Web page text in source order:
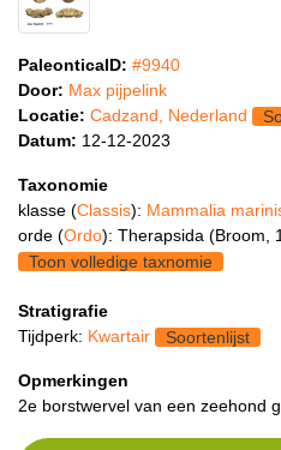
PaleonticaID: #9940
Door: Max pijpelink
Locatie: Cadzand, Nederland
Datum: 12-12-2023
Taxonomie
klasse (Classis): Mammalia
orde (Ordo): Therapsida (Broom,
Toon volledige taxnomie
Stratigrafie
Tijdperk: Kwartair Soortenlijst
Opmerkingen
2e borstwervel van een zeehond